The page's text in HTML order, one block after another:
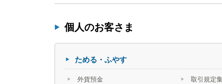
個人のお客さま
ためる・ふやす
外貨預金 取引規定